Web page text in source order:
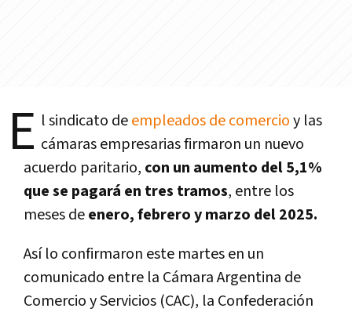
E l sindicato deempleados de comercioy las
cámaras empresarias firmaron un nuevo
acuerdo paritario, con un aumento del 5,1%
que se pagará en tres tramos, entre los
meses deenero, febrero y marzo del 2025.
Así lo confirmaron este martes en un
comunicado entre la Cámara Argentina de
Comercio y Servicios (CAC), la Confederación